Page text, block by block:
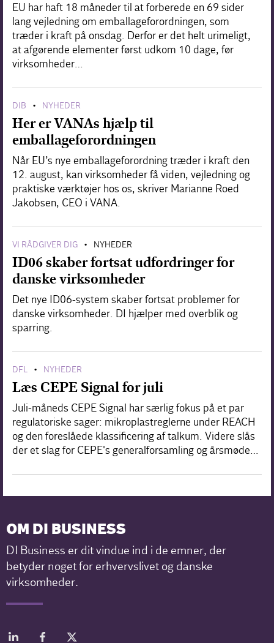
EU har haft 18 måneder til at forberede en 69 sider
lang vejledning om emballageforordningen, som
træder i kraft på onsdag. Derfor er det helt urimeligt,
at afgørende elementer først udkom 10 dage, før
virksomheder…
DIB • NYHEDER
Her er VANAs hjælp til
emballageforordningen
Når EU’s nye emballageforordning træder i kraft den
12. august, kan virksomheder få viden, vejledning og
praktiske værktøjer hos os, skriver Marianne Roed
Jakobsen, CEO i VANA.
VI RÅDGIVER DIG • NYHEDER
ID06 skaber fortsat udfordringer for
danske virksomheder
Det nye ID06-system skaber fortsat problemer for
danske virksomheder. DI hjælper med overblik og
sparring.
DFL • NYHEDER
Læs CEPE Signal for juli
Juli-måneds CEPE Signal har særlig fokus på et par
regulatoriske sager: mikroplastreglerne under REACH
og den foreslåede klassificering af talkum. Videre slås
der et slag for CEPE's generalforsamling og årsmøde…
OM DI BUSINESS
DI Business er dit vindue ind i de emner, der
betyder noget for erhvervslivet og danske
virksomheder.